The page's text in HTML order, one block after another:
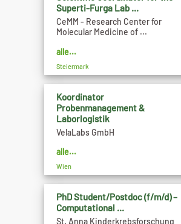
Superti-Furga Lab ...
CeMM - Research Center for
Molecular Medicine of ...
alle...
Steiermark
Koordinator
Probenmanagement &
Laborlogistik
VelaLabs GmbH
alle...
Wien
PhD Student/Postdoc (f/m/d) –
Computational ...
St. Anna Kinderkrebsforschung